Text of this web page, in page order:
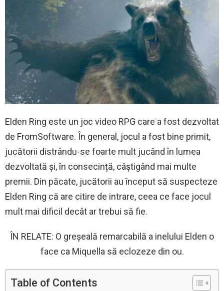
Elden Ring este un joc video RPG care a fost dezvoltat
de FromSoftware. În general, jocul a fost bine primit,
jucătorii distrându-se foarte mult jucând în lumea
dezvoltată și, în consecință, câștigând mai multe
premii. Din păcate, jucătorii au început să suspecteze
Elden Ring că are citire de intrare, ceea ce face jocul
mult mai dificil decât ar trebui să fie.
ÎN RELATE: O greșeală remarcabilă a inelului Elden o
face ca Miquella să eclozeze din ou.
Table of Contents